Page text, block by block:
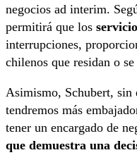
negocios ad interim.
permitirá que los
interrupciones,
chilenos que residan o
Asimismo, Schubert, sin
tendremos más
tener un encargado de
que demuestra una